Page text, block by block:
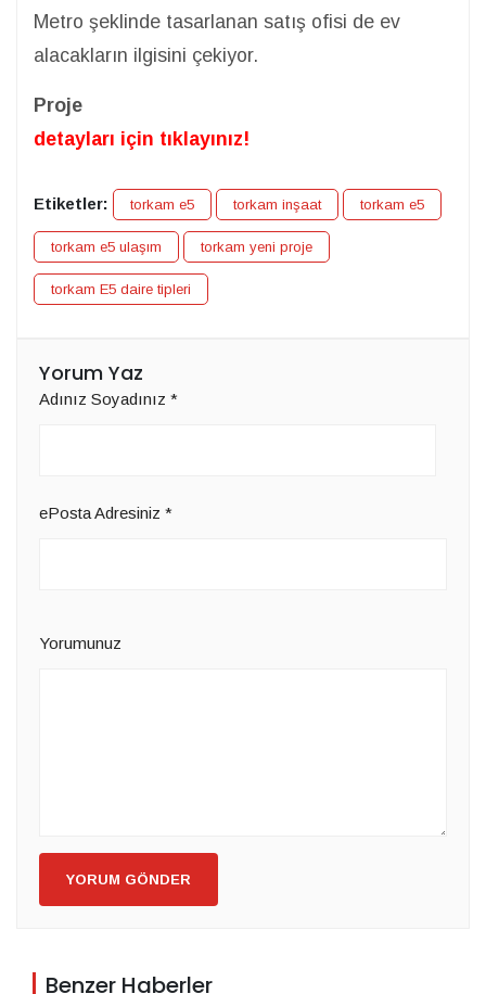
Metro şeklinde tasarlanan satış ofisi de ev
alacakların ilgisini çekiyor.
Proje
detayları için tıklayınız!
Etiketler: torkam e5 torkam inşaat torkam e5
torkam e5 ulaşım torkam yeni proje
torkam E5 daire tipleri
Yorum Yaz
Adınız Soyadınız *
ePosta Adresiniz *
Yorumunuz
YORUM GÖNDER
Benzer Haberler